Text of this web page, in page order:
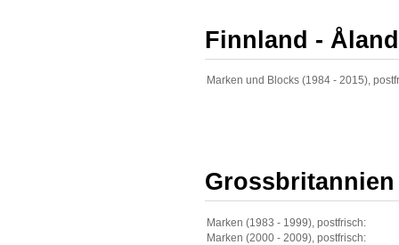
Finnland - Åland
Marken und Blocks (1984 - 2015),
Marken (1983 - 1999), postfrisch:
Marken (2000 - 2009), postfrisch: